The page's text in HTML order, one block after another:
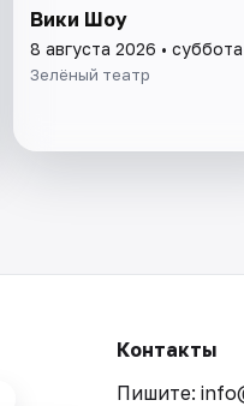
Вики Шоу
8 августа 2026 • суббота
Зелёный театр
Контакты
Пишите: